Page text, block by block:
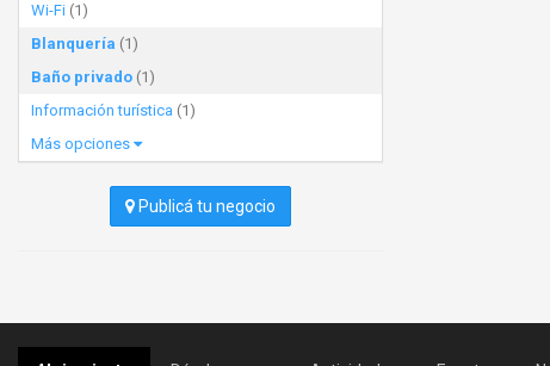
Wi-Fi (1)
Blanquería (1)
Baño privado (1)
Información turística (1)
Más opciones
Publicá tu negocio